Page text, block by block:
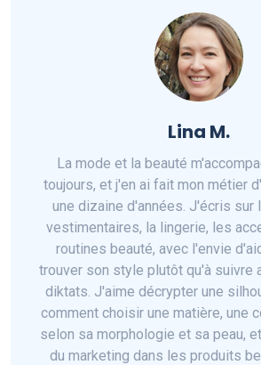
Lina M.
La mode et la beauté
toujours, et j'en ai fait mon métier
une dizaine d'années. J'écris sur
vestimentaires, la lingerie, les
routines beauté, avec l'envie
trouver son style plutôt qu'à suivre
diktats. J'aime décrypter une
comment choisir une matière, une
selon sa morphologie et sa peau,
du marketing dans les produits